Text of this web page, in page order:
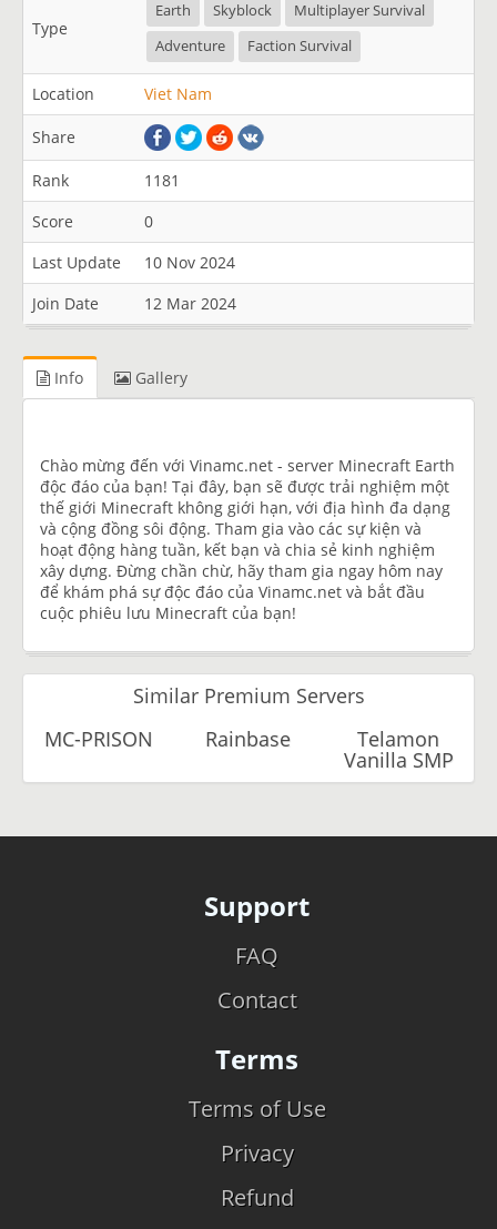
Type
Earth Skyblock
Multiplayer Survival
Adventure
Faction Survival
Location Viet Nam
Share
Rank
1181
Score
0
Last Update
10 Nov 2024
Join Date
12 Mar 2024
Info Gallery
Chào mừng đến với Vinamc.net - server Minecraft Earth
độc đáo của bạn! Tại đây, bạn sẽ được trải nghiệm một
thế giới Minecraft không giới hạn, với địa hình đa dạng
và cộng đồng sôi động. Tham gia vào các sự kiện và
hoạt động hàng tuần, kết bạn và chia sẻ kinh nghiệm
xây dựng. Đừng chần chừ, hãy tham gia ngay hôm nay
để khám phá sự độc đáo của Vinamc.net và bắt đầu
cuộc phiêu lưu Minecraft của bạn!
Similar Premium Servers
MC-PRISON
Rainbase Telamon
Vanilla SMP
Support
FAQ
Contact
Terms
Terms of Use
Privacy
Refund